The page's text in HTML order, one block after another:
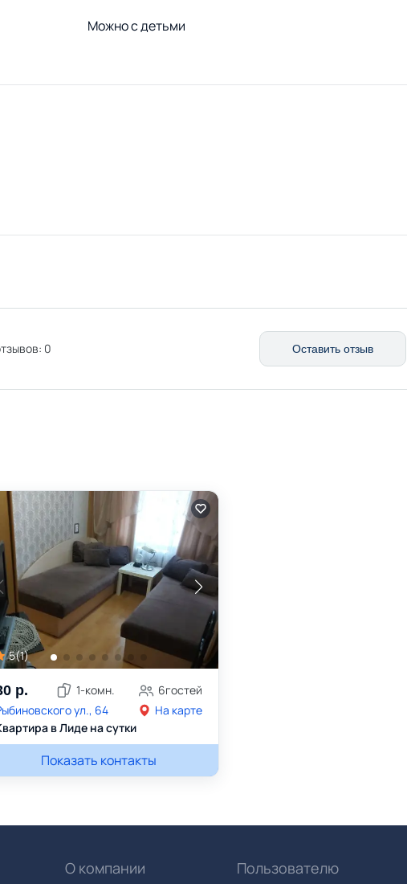
Можно с детьми
0 Оставить отзыв
5(1)
р. 1-комн. 6гостей
ул., 64
На карте
в Лиде на сутки
+375296819184
Показать контакты
О компании Пользователю